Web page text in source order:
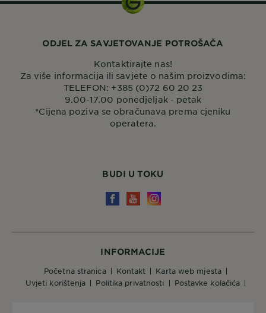
INFORMACIJE
početna stranica kontakt
karta web mjesta
uvjeti korištenja
politika privatnosti postavke kolačića
BUDI U TOKU
ODJEL ZA SAVJETOVANJE POTROŠAČA
Kontaktirajte nas!
Za više informacija ili savjete o našim proizvodima:
TELEFON: +385 (0)72 60 20 23
9.00-17.00 ponedjeljak - petak
*Cijena poziva se obračunava prema cjeniku
operatera.